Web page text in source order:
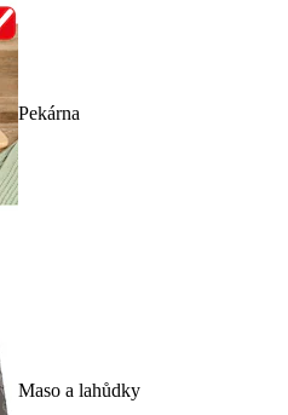
Pekárna
Maso a lahůdky